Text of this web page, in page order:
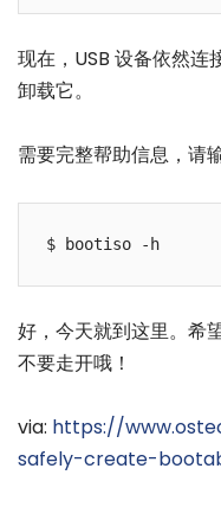
现在，USB 设备依然连
卸载它。
需要完整帮助信息，请
好，今天就到这里。希
不要走开哦！
via: https://
safely-create-